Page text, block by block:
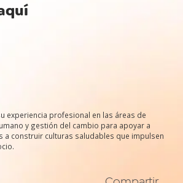
experiencia profesional en las áreas de
y gestión del cambio para apoyar a
a construir culturas saludables que impulsen